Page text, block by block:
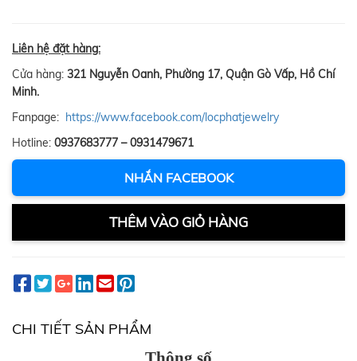
Liên hệ đặt hàng:
Cửa hàng: 321 Nguyễn Oanh, Phường 17, Quận Gò Vấp, Hồ Chí
Minh.
Fanpage: https://www.facebook.com/locphatjewelry
Hotline: 0937683777 – 0931479671
NHẮN FACEBOOK
THÊM VÀO GIỎ HÀNG
CHI TIẾT SẢN PHẨM